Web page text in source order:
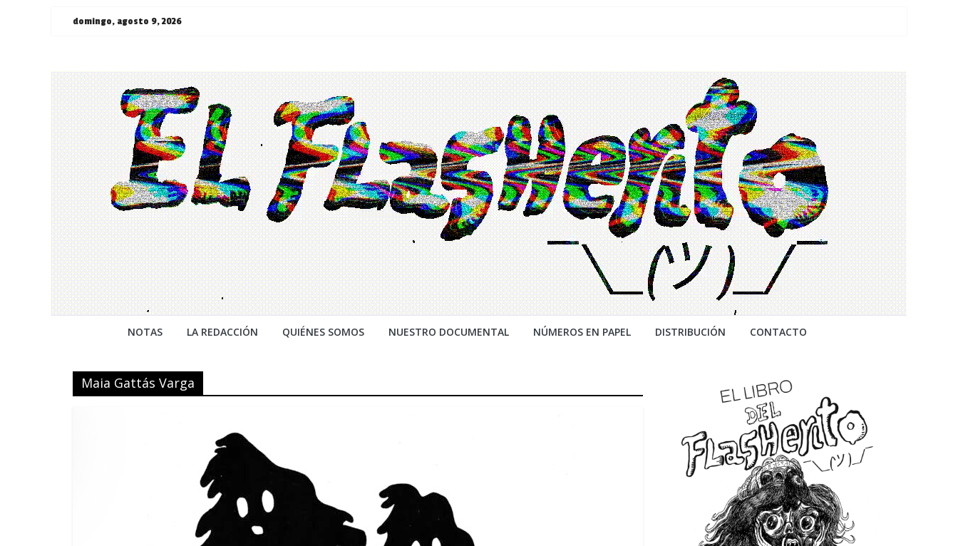
Saltardomingo, agosto 9, 2026
¯\_(ツ)_/
¯
NOTAS LA REDACCIÓN QUIÉNES SOMOS NUESTRO DOCUMENTAL NÚMEROS EN PAPEL DISTRIBUCIÓN CONTACTO
Maia Gattás Varga